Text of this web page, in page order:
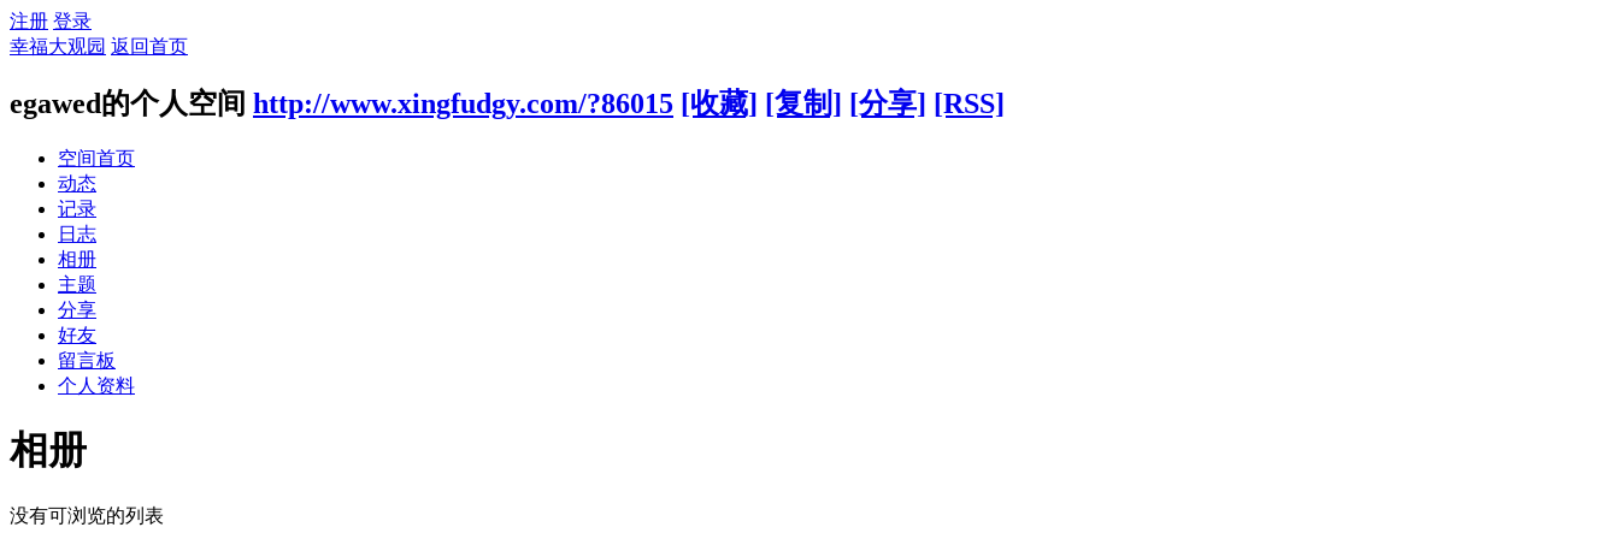
注册 登录
幸福大观园 返回首页
egawed的个人空间 http://www.xingfudgy.com/?86015 [收藏] [复制] [分享] [RSS]
空间首页
动态
记录
日志
相册
主题
分享
好友
留言板
个人资料
相册
没有可浏览的列表